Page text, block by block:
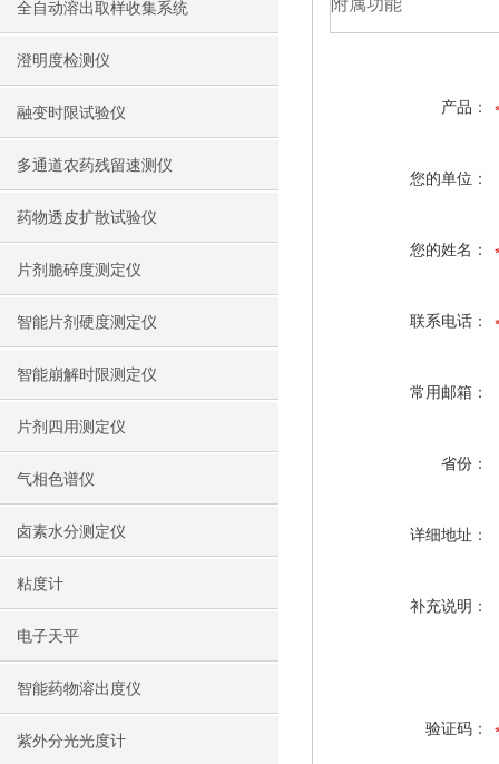
全自动溶出取样收集系统
澄明度检测仪
融变时限试验仪
多通道农药残留速测仪
药物透皮扩散试验仪
片剂脆碎度测定仪
智能片剂硬度测定仪
智能崩解时限测定仪
片剂四用测定仪
气相色谱仪
卤素水分测定仪
粘度计
电子天平
智能药物溶出度仪
紫外分光光度计
附属功能
产品：
您的单位：
您的姓名：
联系电话：
常用邮箱：
省份：
详细地址：
补充说明：
验证码：